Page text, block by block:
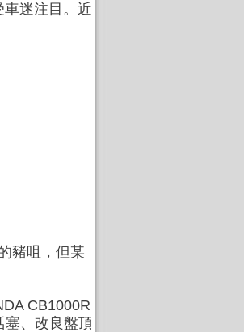
迷注目。近
豬咀，但某
CB1000R
、改良盤頂